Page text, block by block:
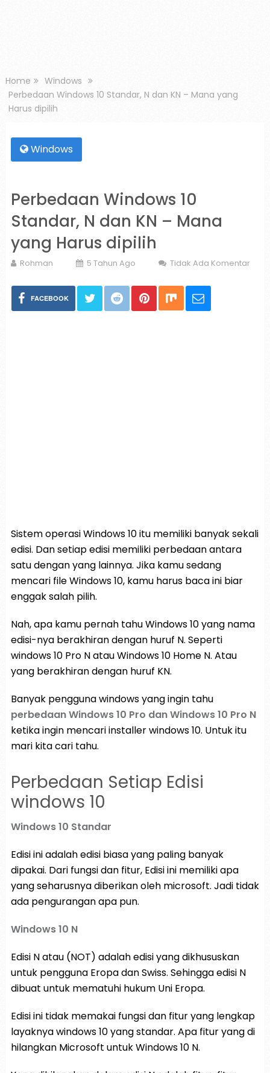
Home
Windows
Perbedaan Windows 10 Standar, N dan KN – Mana yang
Harus dipilih
Windows
Perbedaan Windows 10
Standar, N dan KN – Mana
yang Harus dipilih
Rohman 5 Tahun Ago Tidak Ada Komentar
FACEBOOK
Sistem operasi Windows 10 itu memiliki banyak sekali
edisi. Dan setiap edisi memiliki perbedaan antara
satu dengan yang lainnya. Jika kamu sedang
mencari file Windows 10, kamu harus baca ini biar
enggak salah pilih.
Nah, apa kamu pernah tahu Windows 10 yang nama
edisi-nya berakhiran dengan huruf N. Seperti
windows 10 Pro N atau Windows 10 Home N. Atau
yang berakhiran dengan huruf KN.
Banyak pengguna windows yang ingin tahu
perbedaan Windows 10 Pro dan Windows 10 Pro N
ketika ingin mencari installer windows 10. Untuk itu
mari kita cari tahu.
Perbedaan Setiap Edisi
windows 10
Windows 10 Standar
Edisi ini adalah edisi biasa yang paling banyak
dipakai. Dari fungsi dan fitur, Edisi ini memiliki apa
yang seharusnya diberikan oleh microsoft. Jadi tidak
ada pengurangan apa pun.
Windows 10 N
Edisi N atau (NOT) adalah edisi yang dikhususkan
untuk pengguna Eropa dan Swiss. Sehingga edisi N
dibuat untuk mematuhi hukum Uni Eropa.
Edisi ini tidak memakai fungsi dan fitur yang lengkap
layaknya windows 10 yang standar. Apa fitur yang di
hilangkan Microsoft untuk Windows 10 N.